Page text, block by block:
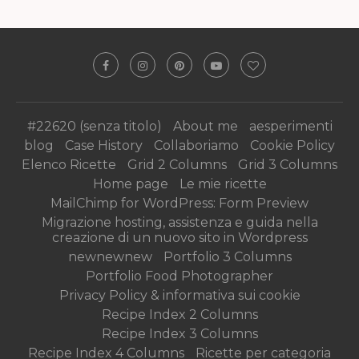
#22620 (senza titolo) About me
aesperimenti
blog
Case History Collaboriamo
Cookie Policy
Elenco Ricette
Grid 2 Columns
Grid 3 Columns
Home page
Le mie ricette
MailChimp for WordPress: Form Preview
Migrazione hosting, assistenza e guida nella
creazione di un nuovo sito in Wordpress
newnewnew
Portfolio 3 Columns
Portfolio Food Photographer
Privacy Policy & informativa sui cookie
Recipe Index 2 Columns
Recipe Index 3 Columns
Recipe Index 4 Columns
Ricette per categoria